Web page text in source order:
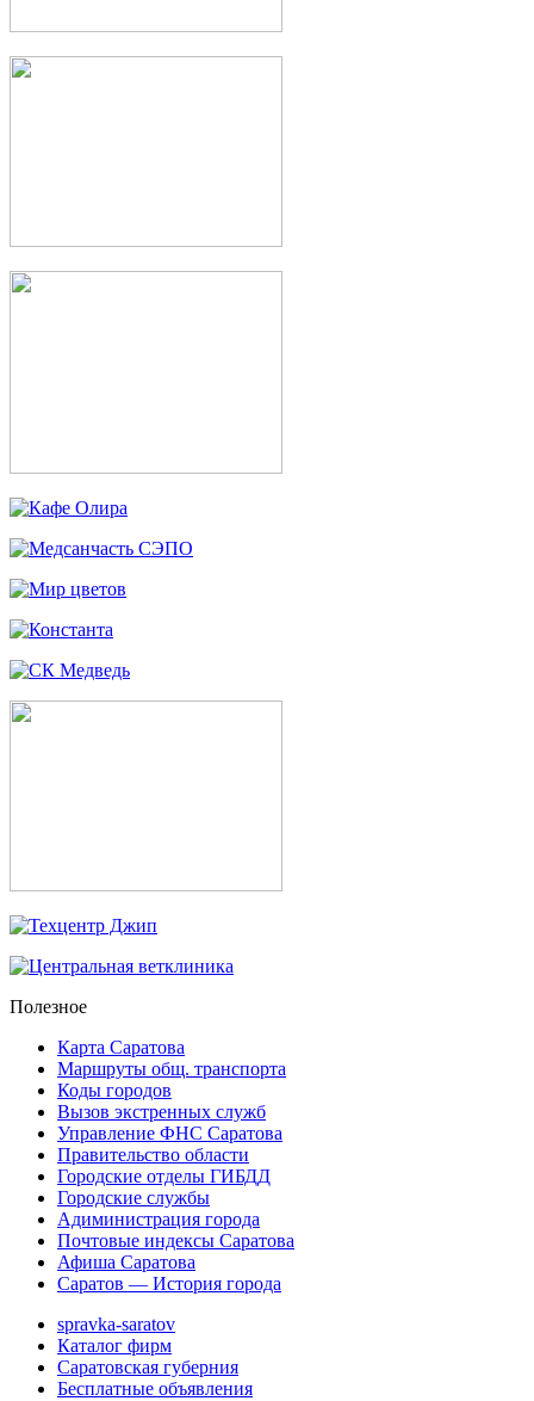
Полезное
Карта Саратова
Маршруты общ. транспорта
Коды городов
Вызов экстренных служб
Управление ФНС Саратова
Правительство области
Городские отделы ГИБДД
Городские службы
Адиминистрация города
Почтовые индексы Саратова
Афиша Саратова
Саратов — История города
spravka-saratov
Каталог фирм
Саратовская губерния
Бесплатные объявления